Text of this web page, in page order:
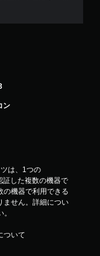
ン
は、1つの
した複数の機器で
の機器で利用できる
ません。詳細につい
ついて